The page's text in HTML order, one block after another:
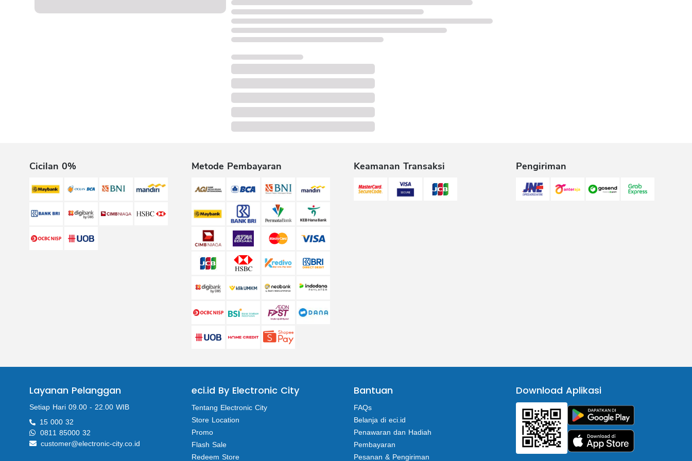
Cicilan 0% Metode Pembayaran Keamanan Transaksi Pengiriman
Layanan Pelanggan
Setiap Hari 09.00 - 22.00 WIB
15 000 32
0811 85000 32
customer@electronic-city.co.id
eci.id By Electronic City
Tentang Electronic City
Store Location
Promo
Flash Sale
Redeem Store
Bantuan
FAQs
Belanja di eci.id
Penawaran dan Hadiah
Pembayaran
Pesanan & Pengiriman
Download Aplikasi